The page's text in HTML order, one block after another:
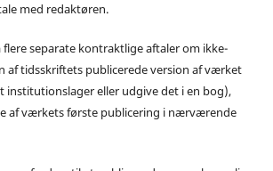
med redaktøren.
separate kontraktlige aftaler om ikke-
af tidsskriftets publicerede version af værket
institutionslager eller udgive det i en bog),
af værkets første publicering i nærværende